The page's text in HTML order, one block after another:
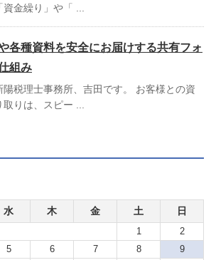
資金繰り」や「 ...
各種資料を安全にお届けする共有フォ
組み
陽税理士事務所、吉田です。 お客様との資
りは、スピー ...
水 木 金 土 日
1
2
5 6 7 8
9